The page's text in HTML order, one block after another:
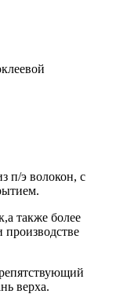
п/э волокон, с
также более
верха.